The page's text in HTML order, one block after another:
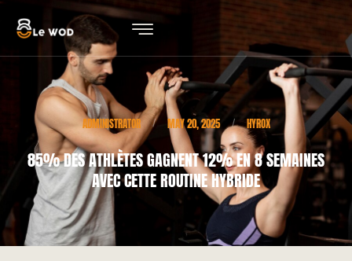
ADMINISTRATOR / MAY 20, 2025 / HYROX
85% DES ATHLÈTES GAGNENT 12% EN 8 SEMAINES
AVEC CETTE ROUTINE HYBRIDE